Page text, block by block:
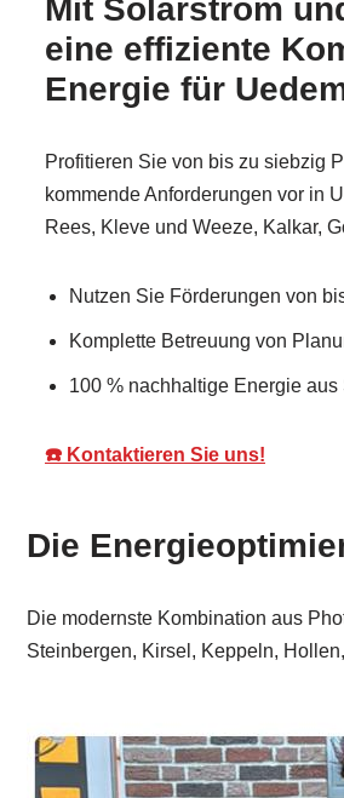
Mit Solarstrom
eine effiziente
Energie für
Profitieren Sie von bis zu siebzig
kommende Anforderungen vor in
Rees, Kleve und Weeze, Kalkar,
Nutzen Sie Förderungen von
Komplette Betreuung von
100 % nachhaltige Energie
☎️ Kontaktieren Sie uns!
Die
Die modernste Kombination aus
Steinbergen, Kirsel, Keppeln,